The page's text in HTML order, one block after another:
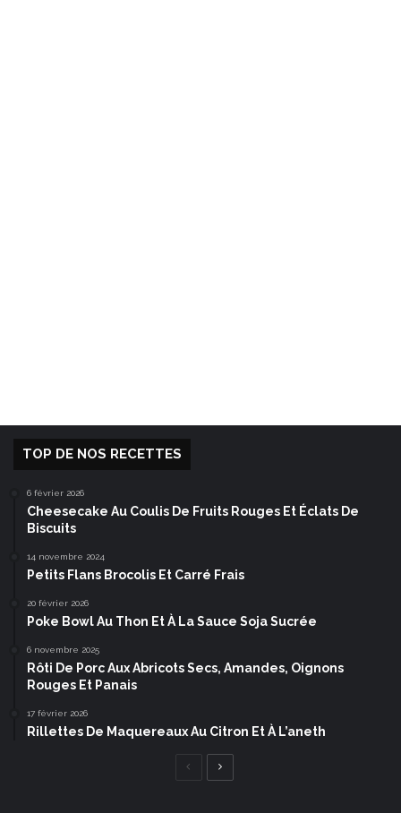
TOP DE NOS RECETTES
6 février 2026
Cheesecake Au Coulis De Fruits Rouges Et Éclats De
Biscuits
14 novembre 2024
Petits Flans Brocolis Et Carré Frais
20 février 2026
Poke Bowl Au Thon Et À La Sauce Soja Sucrée
6 novembre 2025
Rôti De Porc Aux Abricots Secs, Amandes, Oignons
Rouges Et Panais
17 février 2026
Rillettes De Maquereaux Au Citron Et À L’aneth
Page